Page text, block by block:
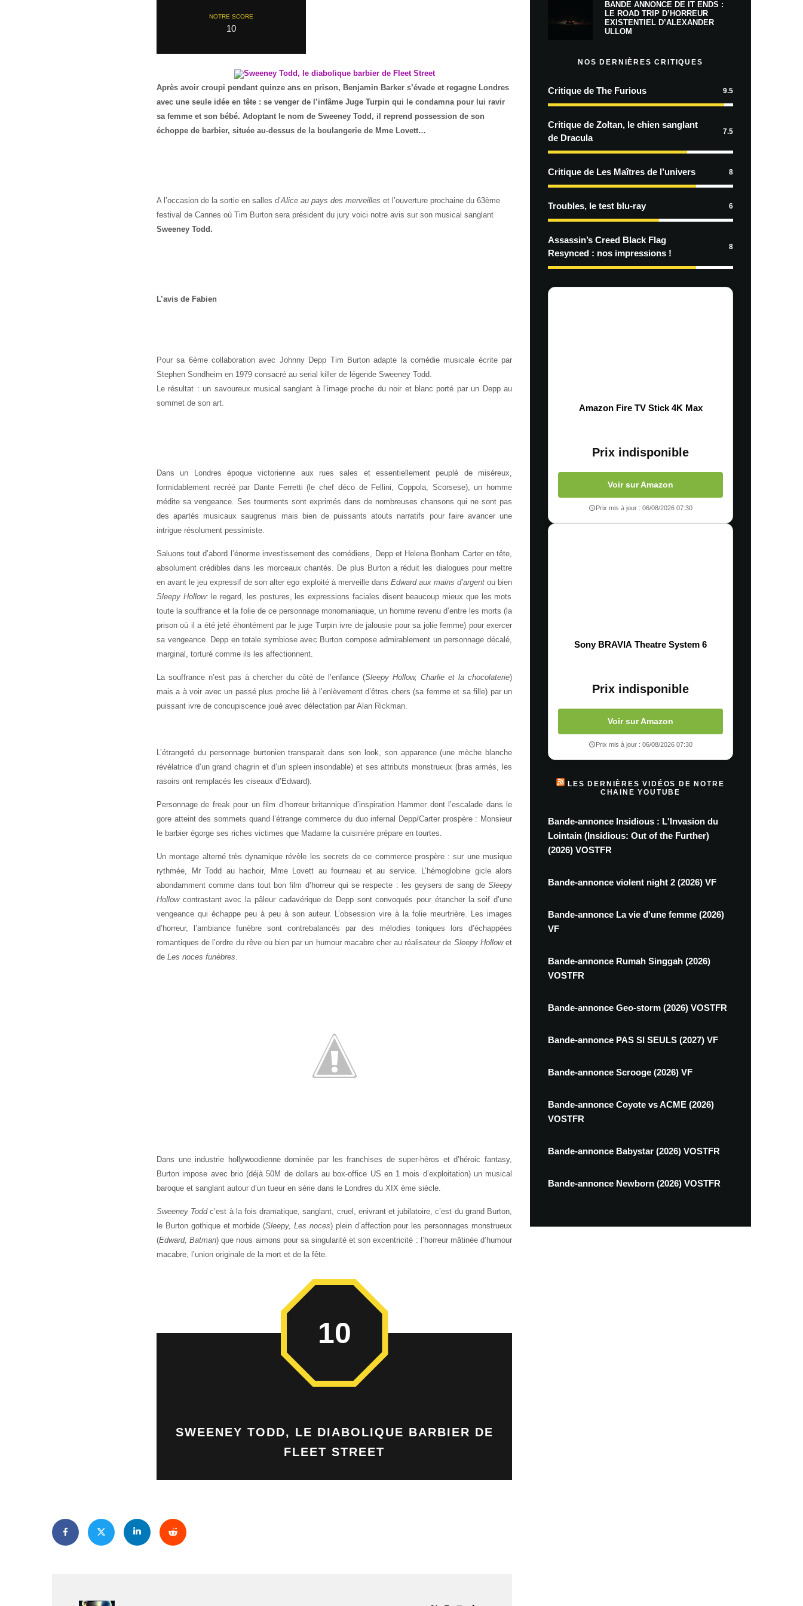
NOTRE SCORE
10
Après avoir croupi pendant quinze ans en prison, Benjamin Barker s’évade et regagne Londres
avec une seule idée en tête : se venger de l’infâme Juge Turpin qui le condamna pour lui ravir
sa femme et son bébé. Adoptant le nom de Sweeney Todd, il reprend possession de son
échoppe de barbier, située au-dessus de la boulangerie de Mme Lovett…
A l’occasion de la sortie en salles d’Alice au pays des merveilles et l’ouverture prochaine du 63ème
festival de Cannes où Tim Burton sera président du jury voici notre avis sur son musical sanglant
Sweeney Todd.
L’avis de Fabien
Pour sa 6ème collaboration avec Johnny Depp Tim Burton adapte la comédie musicale écrite par
Stephen Sondheim en 1979 consacré au serial killer de légende Sweeney Todd.
Le résultat : un savoureux musical sanglant à l’image proche du noir et blanc porté par un Depp au
sommet de son art.
Dans un Londres époque victorienne aux rues sales et essentiellement peuplé de miséreux,
formidablement recréé par Dante Ferretti (le chef déco de Fellini, Coppola, Scorsese), un homme
médite sa vengeance. Ses tourments sont exprimés dans de nombreuses chansons qui ne sont pas
des apartés musicaux saugrenus mais bien de puissants atouts narratifs pour faire avancer une
intrigue résolument pessimiste.
Saluons tout d’abord l’énorme investissement des comédiens, Depp et Helena Bonham Carter en tête,
absolument crédibles dans les morceaux chantés. De plus Burton a réduit les dialogues pour mettre
en avant le jeu expressif de son alter ego exploité à merveille dans Edward aux mains d’argent ou bien
Sleepy Hollow: le regard, les postures, les expressions faciales disent beaucoup mieux que les mots
toute la souffrance et la folie de ce personnage monomaniaque, un homme revenu d’entre les morts (la
prison où il a été jeté éhontément par le juge Turpin ivre de jalousie pour sa jolie femme) pour exercer
sa vengeance. Depp en totale symbiose avec Burton compose admirablement un personnage décalé,
marginal, torturé comme ils les affectionnent.
La souffrance n’est pas à chercher du côté de l’enfance (Sleepy Hollow, Charlie et la chocolaterie)
mais a à voir avec un passé plus proche lié à l’enlèvement d’êtres chers (sa femme et sa fille) par un
puissant ivre de concupiscence joué avec délectation par Alan Rickman.
L’étrangeté du personnage burtonien transparait dans son look, son apparence (une mèche blanche
révélatrice d’un grand chagrin et d’un spleen insondable) et ses attributs monstrueux (bras armés, les
rasoirs ont remplacés les ciseaux d’Edward).
Personnage de freak pour un film d’horreur britannique d’inspiration Hammer dont l’escalade dans le
gore atteint des sommets quand l’étrange commerce du duo infernal Depp/Carter prospère : Monsieur
le barbier égorge ses riches victimes que Madame la cuisinière prépare en tourtes.
Un montage alterné très dynamique révèle les secrets de ce commerce prospère : sur une musique
rythmée, Mr Todd au hachoir, Mme Lovett au fourneau et au service. L’hémoglobine gicle alors
abondamment comme dans tout bon film d’horreur qui se respecte : les geysers de sang de Sleepy
Hollowcontrastant avec la pâleur cadavérique de Depp sont convoqués pour étancher la soif d’une
vengeance qui échappe peu à peu à son auteur. L’obsession vire à la folie meurtrière. Les images
d’horreur, l’ambiance funèbre sont contrebalancés par des mélodies toniques lors d’échappées
romantiques de l’ordre du rêve ou bien par un humour macabre cher au réalisateur de Sleepy Hollowet
de Les noces funèbres.
Dans une industrie hollywoodienne dominée par les franchises de super-héros et d’héroic fantasy,
Burton impose avec brio (déjà 50M de dollars au box-office US en 1 mois d’exploitation) un musical
baroque et sanglant autour d’un tueur en série dans le Londres du XIX ème siècle.
Sweeney Toddc’est à la fois dramatique, sanglant, cruel, enivrant et jubilatoire, c’est du grand Burton,
le Burton gothique et morbide (Sleepy, Les noces) plein d’affection pour les personnages monstrueux
(Edward, Batman) que nous aimons pour sa singularité et son excentricité : l’horreur mâtinée d’humour
macabre, l’union originale de la mort et de la fête.
SWEENEY TODD, LE DIABOLIQUE BARBIER DE
FLEET STREET
10
BANDE ANNONCE DE IT ENDS :
LE ROAD TRIP D’HORREUR
EXISTENTIEL D’ALEXANDER
ULLOM
NOS DERNIÈRES CRITIQUES
Critique de The Furious 9.5
Critique de Zoltan, le chien sanglant
de Dracula
7.5
Critique de Les Maîtres de l’univers 8
Troubles, le test blu-ray 6
Assassin’s Creed Black Flag
Resynced : nos impressions !
8
Amazon Fire TV Stick 4K Max
Prix indisponible
Voir sur Amazon
Prix mis à jour : 06/08/2026 07:30
Sony BRAVIA Theatre System 6
Prix indisponible
Voir sur Amazon
Prix mis à jour : 06/08/2026 07:30
LES DERNIÈRES VIDÉOS DE NOTRE
CHAINE YOUTUBE
Bande-annonce Insidious : L'Invasion du
Lointain (Insidious: Out of the Further)
(2026) VOSTFR
Bande-annonce violent night 2 (2026) VF
Bande-annonce La vie d'une femme (2026)
VF
Bande-annonce Rumah Singgah (2026)
VOSTFR
Bande-annonce Geo-storm (2026) VOSTFR
Bande-annonce PAS SI SEULS (2027) VF
Bande-annonce Scrooge (2026) VF
Bande-annonce Coyote vs ACME (2026)
VOSTFR
Bande-annonce Babystar (2026) VOSTFR
Bande-annonce Newborn (2026) VOSTFR